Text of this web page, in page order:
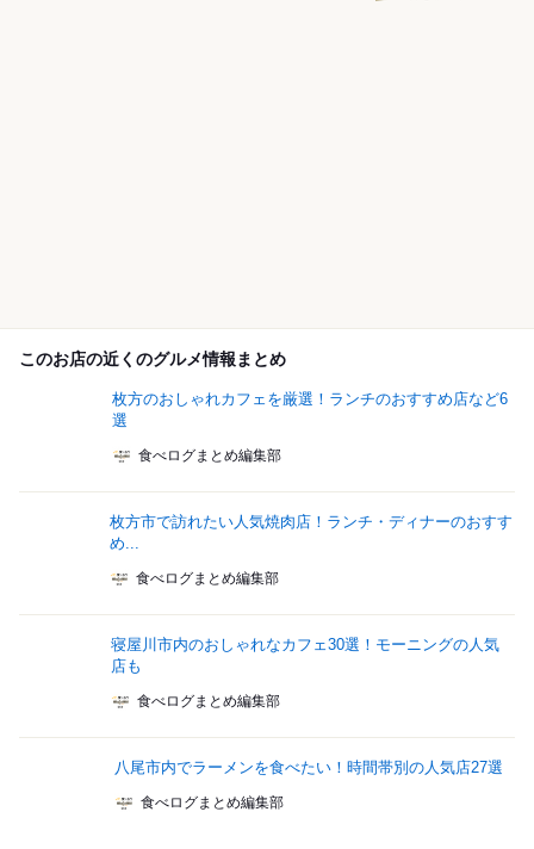
このお店の近くのグルメ情報まとめ
枚方のおしゃれカフェを厳選！ランチのおすすめ店など6
選
食べログまとめ編集部
枚方市で訪れたい人気焼肉店！ランチ・ディナーのおすす
め...
食べログまとめ編集部
寝屋川市内のおしゃれなカフェ30選！モーニングの人気
店も
食べログまとめ編集部
八尾市内でラーメンを食べたい！時間帯別の人気店27選
食べログまとめ編集部